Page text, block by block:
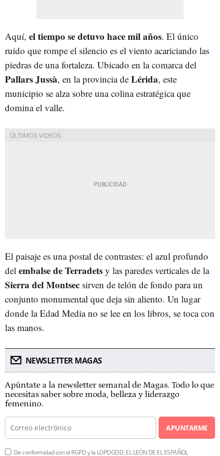
Aquí, el tiempo se detuvo hace mil años. El único
ruido que rompe el silencio es el viento acariciando las
piedras de una fortaleza. Ubicado en la comarca del
Pallars Jussà, en la provincia de Lérida, este
municipio se alza sobre una colina estratégica que
domina el valle.
El paisaje es una postal de contrastes: el azul profundo
del embalse de Terradets y las paredes verticales de la
Sierra del Montsec sirven de telón de fondo para un
conjunto monumental que deja sin aliento. Un lugar
donde la Edad Media no se lee en los libros, se toca con
las manos.
NEWSLETTER MAGAS
Apúntate a la newsletter semanal de Magas. Todo lo que
necesitas saber sobre moda, belleza y liderazgo
femenino.
APUNTARME
De conformidad con el RGPD y la LOPDGDD, EL LEÓN DE EL ESPAÑOL